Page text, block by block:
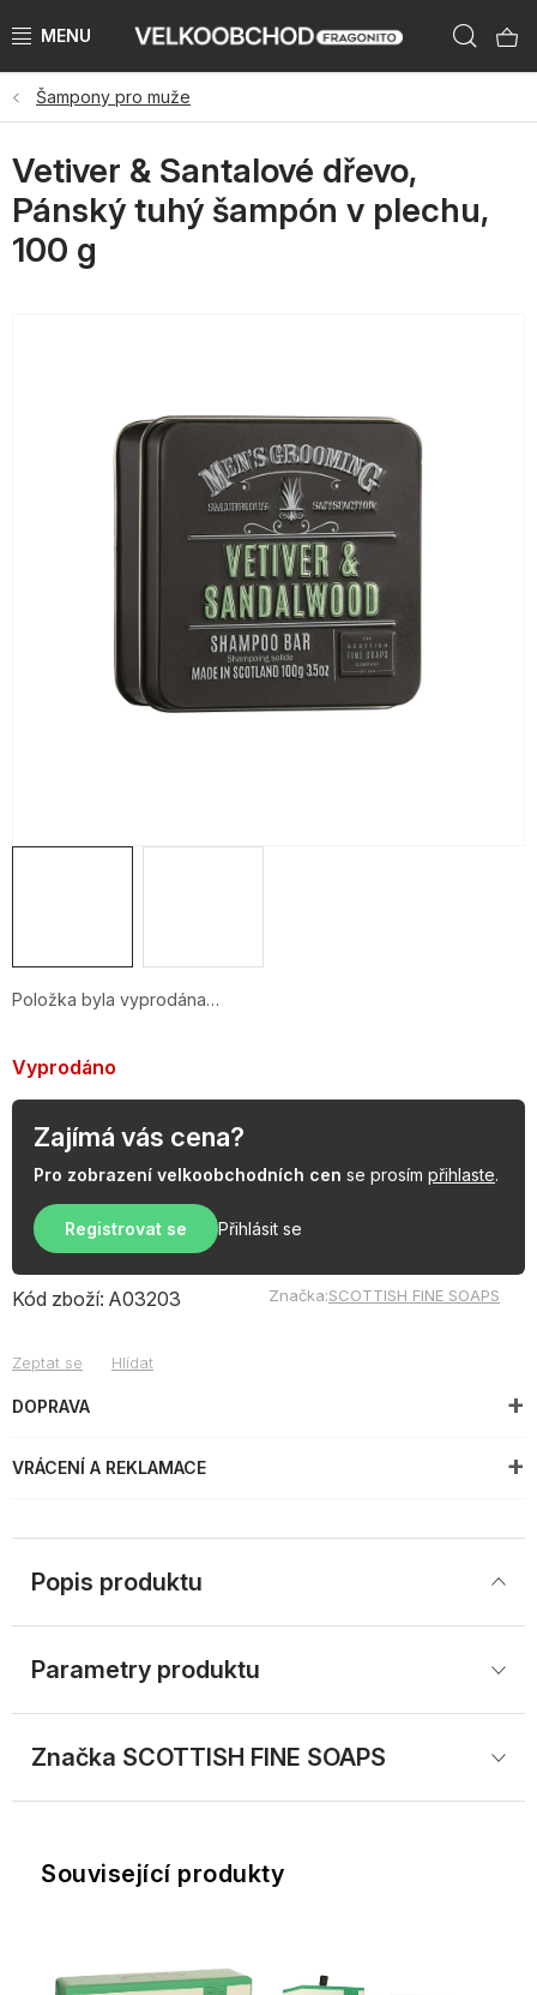
na
NAŠE ZNAČKY
PŘEDPRODEJ VÁNOCE 2026
NOVINKY 2026
VÝPRODEJ SKLADU AŽ -50 %
PODLE TYPU PROVOZU
Šampony pro muže
Položka byla vyprodána…
Vyprodáno
Zajímá vás cena?
Pro zobrazení velkoobchodních cen se prosím přihlaste.
Registrovat se Přihlásit se
Kód zboží: A03203 Značka:SCOTTISH FINE SOAPS
Zeptat se Hlídat
DOPRAVA
VRÁCENÍ A REKLAMACE
Vetiver & Santalové dřevo,
Pánský tuhý šampón v plechu,
100 g
Popis produktu
Parametry produktu
Značka SCOTTISH FINE SOAPS
Související produkty